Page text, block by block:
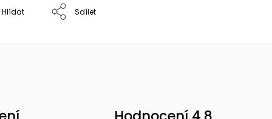
Hlídat Sdílet